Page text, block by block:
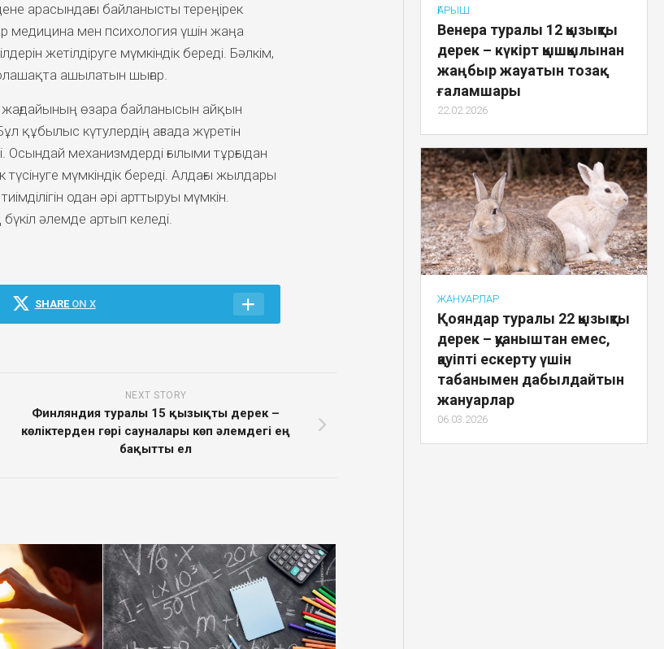
арасындағы байланысты тереңірек
медицина мен психология үшін жаңа
жетілдіруге мүмкіндік береді. Бәлкім,
ашылатын шығар.
өзара байланысын айқын
құбылыс күтулердің ағзада жүретін
Осындай механизмдерді ғылыми тұрғыдан
түсінуге мүмкіндік береді. Алдағы жылдары
одан әрі арттыруы мүмкін.
әлемде артып келеді.
SHARE ON X
NEXT STORY
Финляндия туралы 15 қызықты дерек –
көліктерден гөрі сауналары көп әлемдегі ең
бақытты ел
ҒАРЫШ
Венера туралы 12 қызықты
дерек – күкірт қышқылынан
жаңбыр жауатын тозақ
ғаламшары
22.02.2026
ЖАНУАРЛАР
Қояндар туралы 22 қызықты
дерек – қуаныштан емес,
қауіпті ескерту үшін
табанымен дабылдайтын
жануарлар
06.03.2026